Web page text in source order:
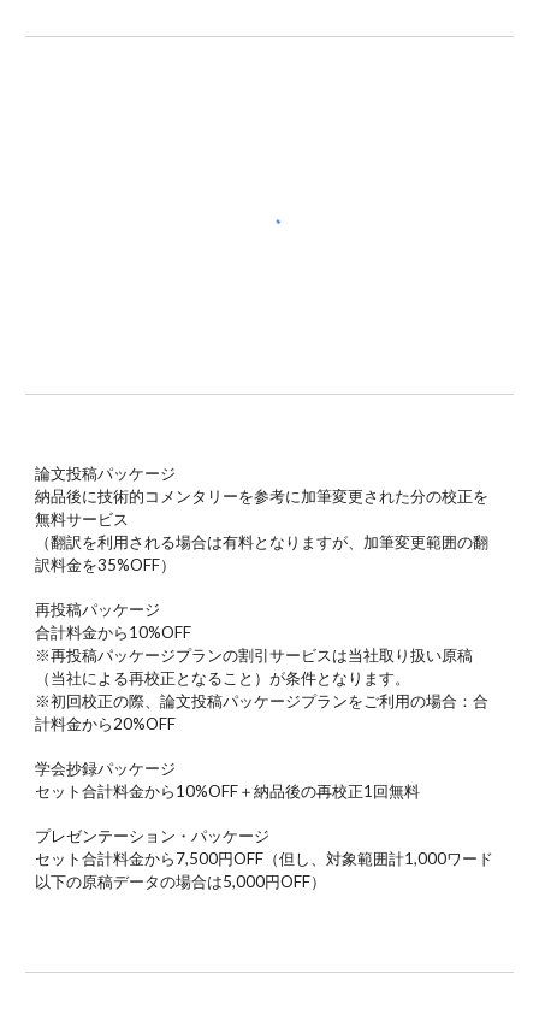
論文投稿パッケージ
納品後に技術的コメンタリーを参考に加筆変更された分の校正を
無料サービス
（翻訳を利用される場合は有料となりますが、加筆変更範囲の翻
訳料金を35%OFF）
再投稿パッケージ
合計料金から10%OFF
※再投稿パッケージプランの割引サービスは当社取り扱い原稿
（当社による再校正となること）が条件となります。
※初回校正の際、論文投稿パッケージプランをご利用の場合：合
計料金から20%OFF
学会抄録パッケージ
セット合計料金から10%OFF＋納品後の再校正1回無料
プレゼンテーション・パッケージ
セット合計料金から7,500円OFF（但し、対象範囲計1,000ワード
以下の原稿データの場合は5,000円OFF）